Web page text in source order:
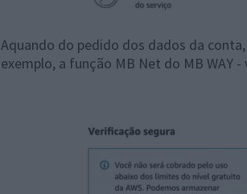
Aquando do pedido dos dados da
exemplo, a função MB Net do MB WAY -